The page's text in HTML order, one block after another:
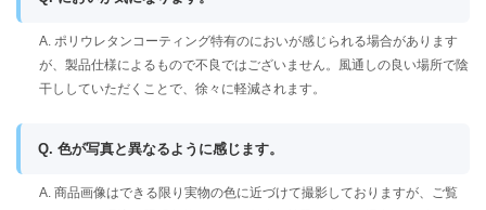
A. ポリウレタンコーティング特有のにおいが感じられる場合があります
が、製品仕様によるもので不良ではございません。風通しの良い場所で陰
干ししていただくことで、徐々に軽減されます。
Q. 色が写真と異なるように感じます。
A. 商品画像はできる限り実物の色に近づけて撮影しておりますが、ご覧